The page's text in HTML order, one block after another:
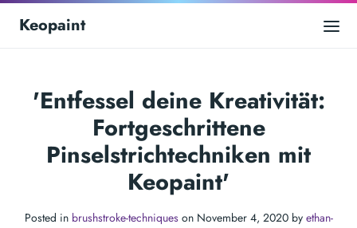
Keopaint
'Entfessel deine Kreativität:
Fortgeschrittene
Pinselstrichtechniken mit
Keopaint'
Posted in brushstroke-techniqueson November 4, 2020 by ethan-